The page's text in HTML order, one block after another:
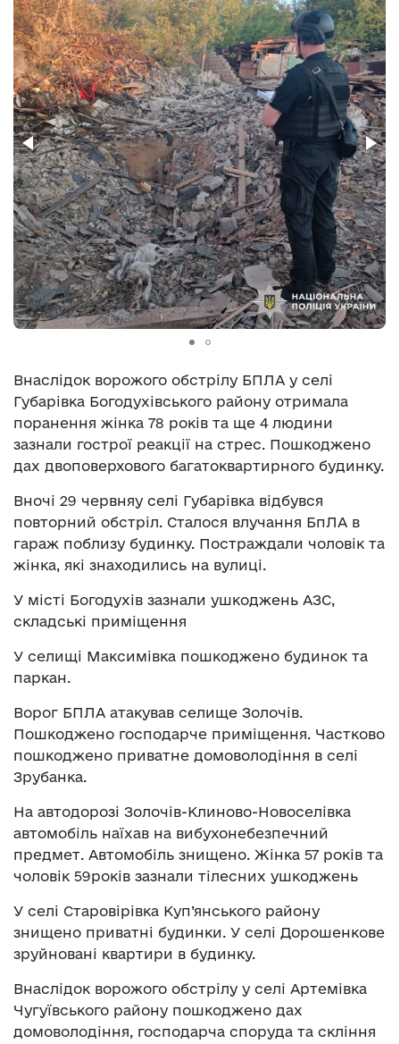
Внаслідок ворожого обстрілу БПЛА у селі
Губарівка Богодухівського району отримала
поранення жінка 78 років та ще 4 людини
зазнали гострої реакції на стрес. Пошкоджено
дах двоповерхового багатоквартирного будинку.
Вночі 29 червняу селі Губарівка відбувся
повторний обстріл. Сталося влучання БпЛА в
гараж поблизу будинку. Постраждали чоловік та
жінка, які знаходились на вулиці.
У місті Богодухів зазнали ушкоджень АЗС,
складські приміщення
У селищі Максимівка пошкоджено будинок та
паркан.
Ворог БПЛА атакував селище Золочів.
Пошкоджено господарче приміщення. Частково
пошкоджено приватне домоволодіння в селі
Зрубанка.
На автодорозі Золочів-Клиново-Новоселівка
автомобіль наїхав на вибухонебезпечний
предмет. Автомобіль знищено. Жінка 57 років та
чоловік 59років зазнали тілесних ушкоджень
У селі Старовірівка Куп’янського району
знищено приватні будинки. У селі Дорошенкове
зруйновані квартири в будинку.
Внаслідок ворожого обстрілу у селі Артемівка
Чугуївського району пошкоджено дах
домоволодіння, господарча споруда та скління